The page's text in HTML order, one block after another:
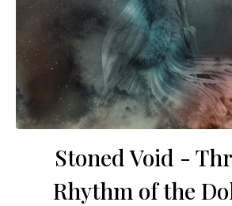
Stoned Void -
Rhythm of the